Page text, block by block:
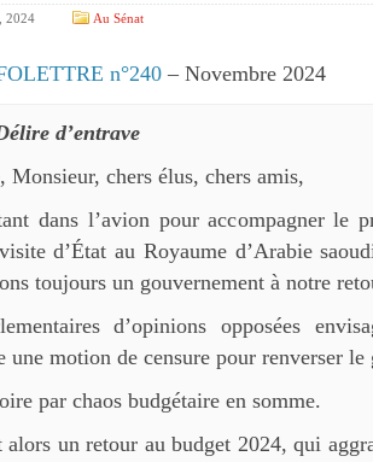
2024 Au Sénat
n°240 – Novembre 2024
d’entrave
Monsieur, chers élus, chers amis,
dans l’avion pour accompagner le
d’État au Royaume d’Arabie
toujours un gouvernement à notre
d’opinions opposées
une motion de censure pour renverser le
par chaos budgétaire en somme.
alors un retour au budget 2024, qui